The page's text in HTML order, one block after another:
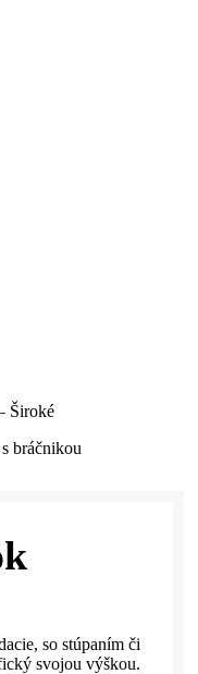
Široké
so stúpaním či
svojou výškou.